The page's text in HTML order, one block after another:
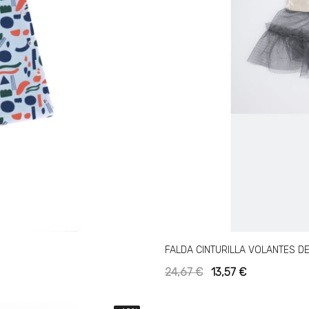
FALDA CINTURILLA VOLANTES
24,67 € 13,57 €